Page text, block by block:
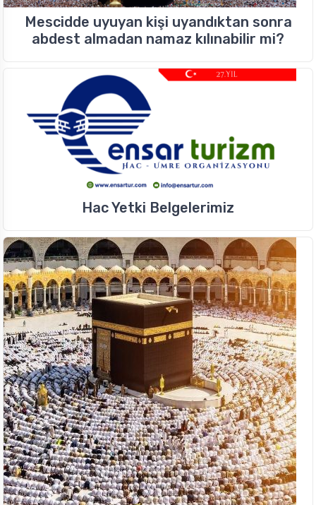
Mescidde uyuyan kişi uyandıktan sonra
abdest almadan namaz kılınabilir mi?
Hac Yetki Belgelerimiz